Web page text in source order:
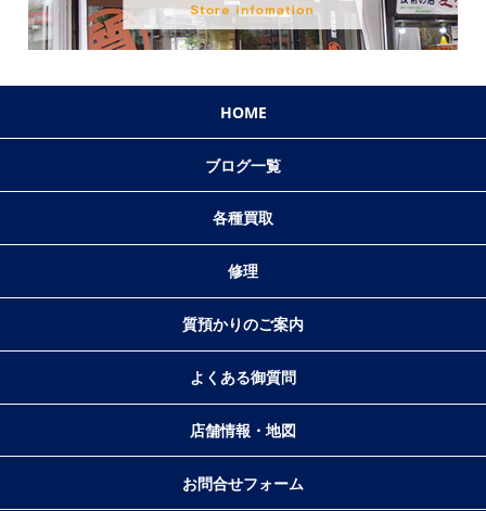
HOME
ブログ一覧
各種買取
修理
質預かりのご案内
よくある御質問
店舗情報・地図
お問合せフォーム